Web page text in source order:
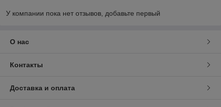
У компании пока нет отзывов, добавьте первый
О нас
Контакты
Доставка и оплата